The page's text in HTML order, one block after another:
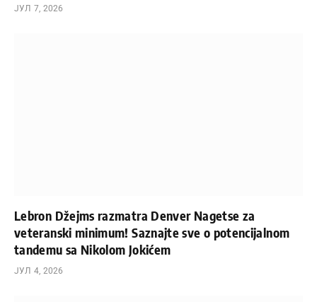
ЈУЛ 7, 2026
Lebron Džejms razmatra Denver Nagetse za
veteranski minimum! Saznajte sve o potencijalnom
tandemu sa Nikolom Jokićem
ЈУЛ 4, 2026